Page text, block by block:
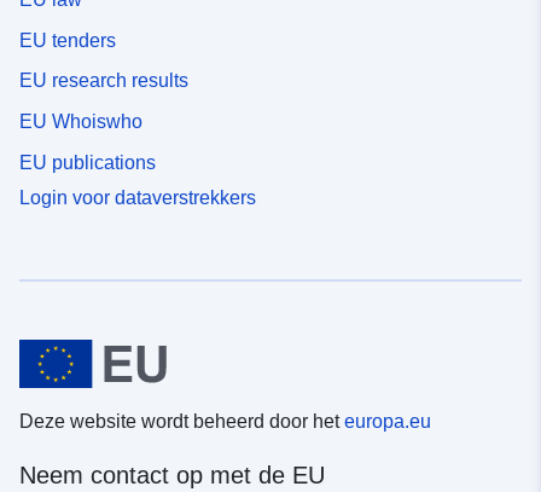
EU tenders
EU research results
EU Whoiswho
EU publications
Login voor dataverstrekkers
Deze website wordt beheerd door heteuropa.eu
Neem contact op met de EU